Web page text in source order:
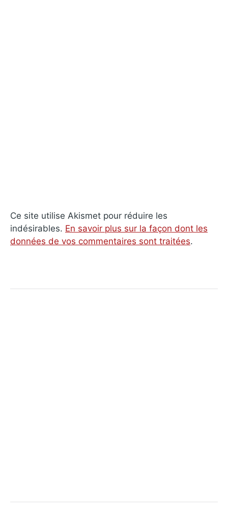
Ce site utilise Akismet pour réduire les
indésirables. En savoir plus sur la façon dont les
données de vos commentaires sont traitées.